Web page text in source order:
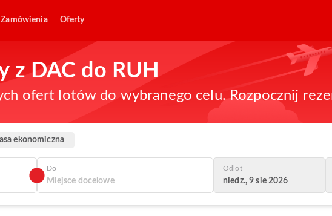
Zamówienia Oferty
z DAC do RUH
ofert lotów do wybranego celu. Rozpocznij
ekonomiczna
Do Odlot
niedz., 9 sie 2026